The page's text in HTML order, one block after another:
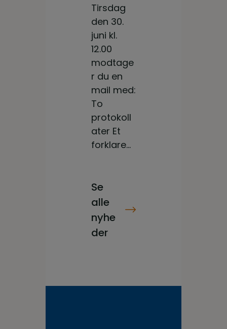
Tirsdag
den 30.
juni kl.
12.00
modtage
r du en
mail med:
To
protokoll
ater Et
forklare...
Se
alle
nyhe
der